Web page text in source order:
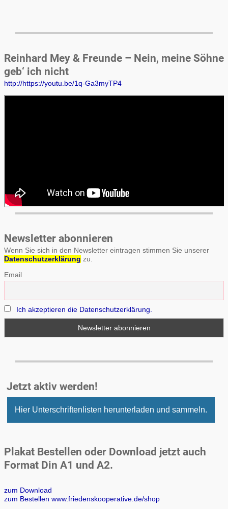
Reinhard Mey & Freunde – Nein, meine Söhne
geb‘ ich nicht
http://https://youtu.be/1q-Ga3myTP4
Newsletter abonnieren
Wenn Sie sich in den Newsletter eintragen stimmen Sie unserer
Datenschutzerklärung zu.
Email
Ich akzeptieren die Datenschutzerklärung.
Jetzt aktiv werden!
Hier Unterschriftenlisten herunterladen und sammeln.
Plakat Bestellen oder Download jetzt auch
Format Din A1 und A2.
zum Download
zum Bestellen www.friedenskooperative.de/shop